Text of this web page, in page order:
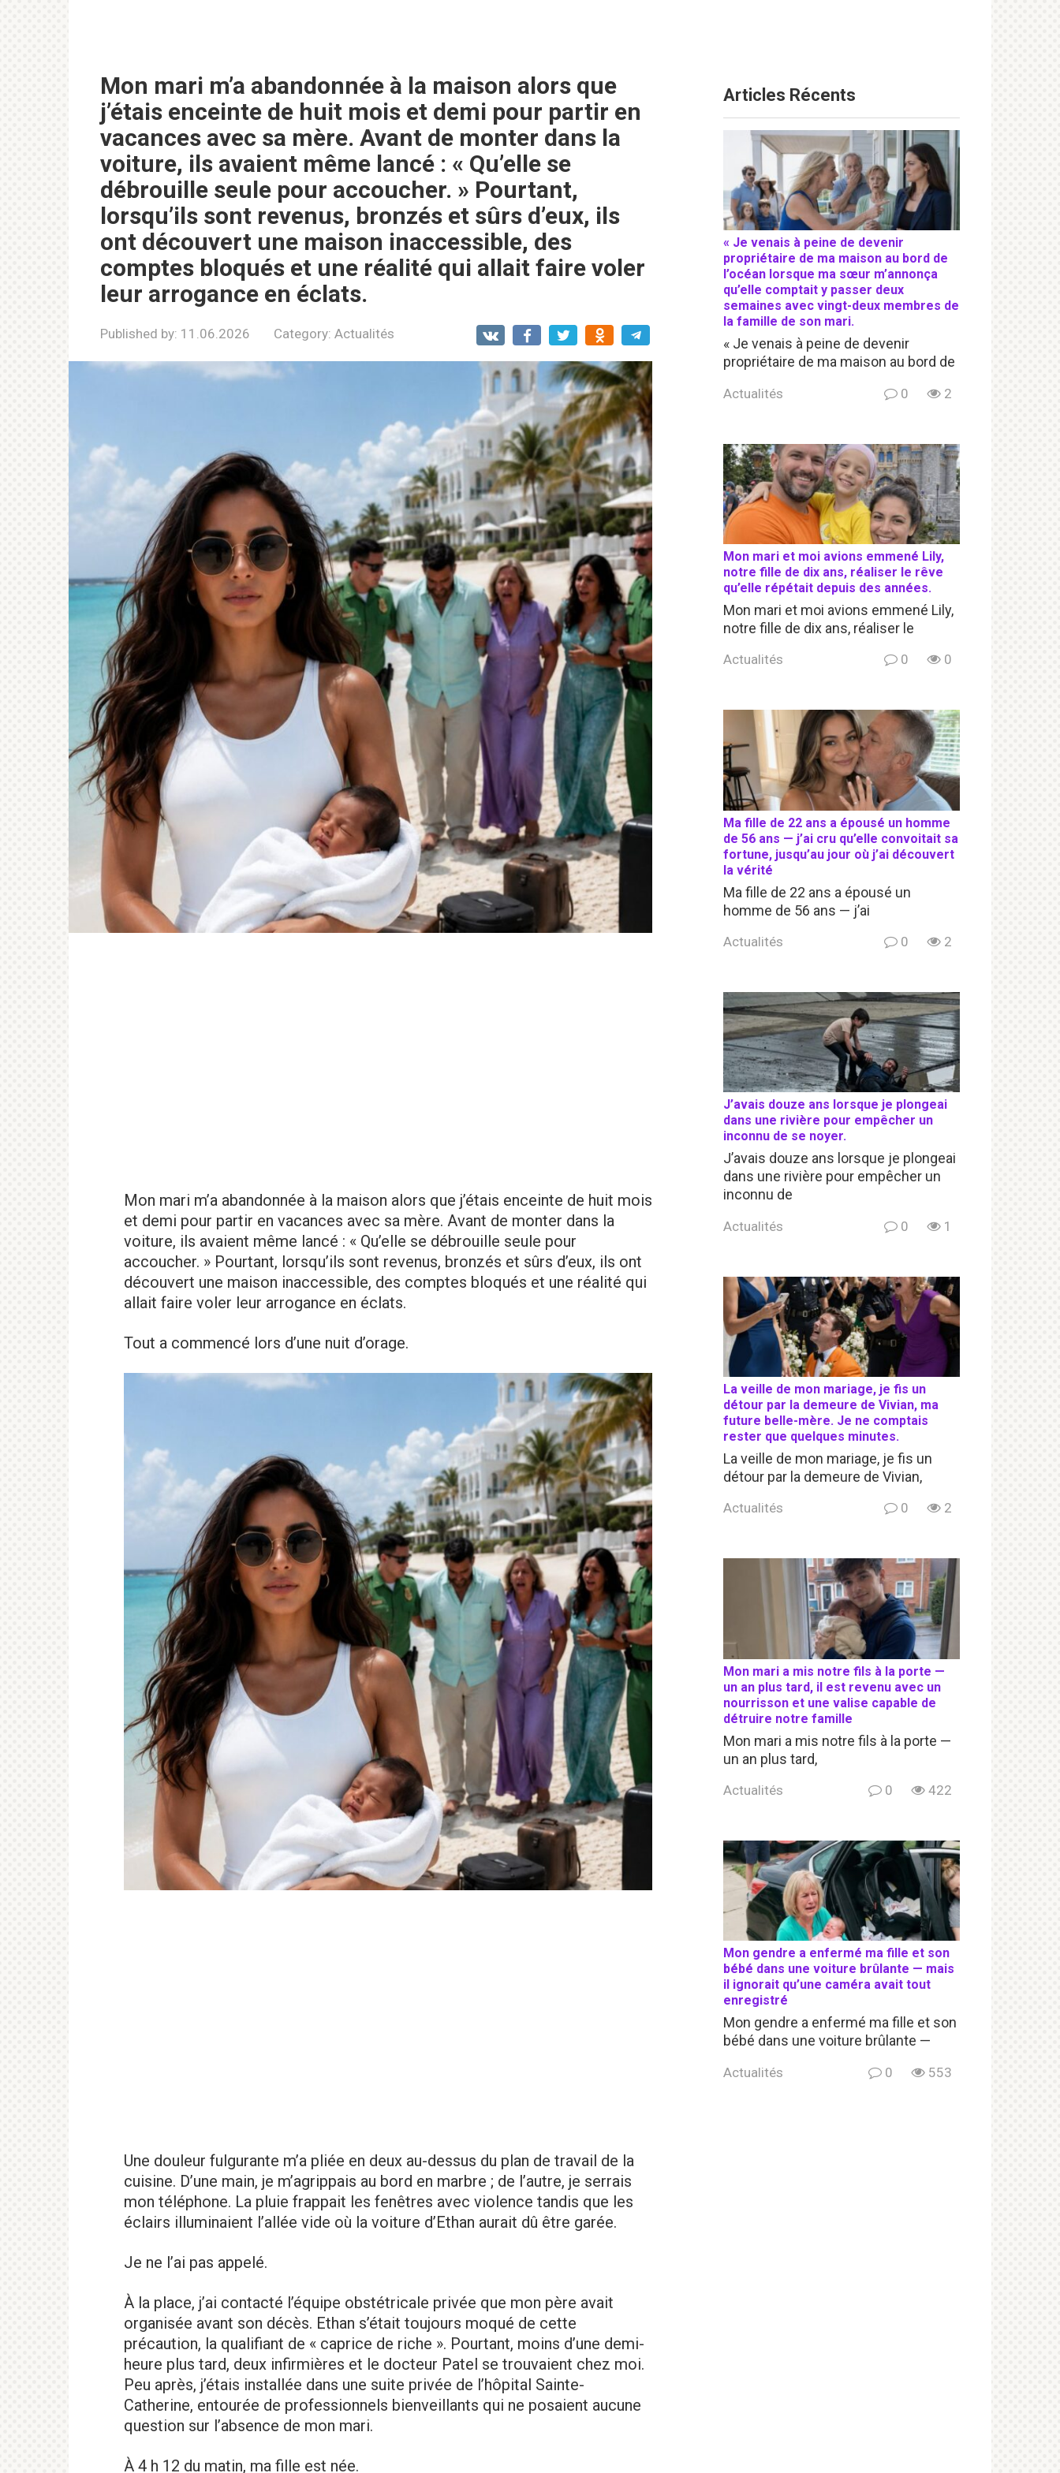
Mon mari m’a abandonnée à la maison alors que
j’étais enceinte de huit mois et demi pour partir en
vacances avec sa mère. Avant de monter dans la
voiture, ils avaient même lancé : « Qu’elle se
débrouille seule pour accoucher. » Pourtant,
lorsqu’ils sont revenus, bronzés et sûrs d’eux, ils
ont découvert une maison inaccessible, des
comptes bloqués et une réalité qui allait faire voler
leur arrogance en éclats.
Published by: 11.06.2026 Category: Actualités
Mon mari m’a abandonnée à la maison alors que j’étais enceinte de huit mois
et demi pour partir en vacances avec sa mère. Avant de monter dans la
voiture, ils avaient même lancé : « Qu’elle se débrouille seule pour
accoucher. » Pourtant, lorsqu’ils sont revenus, bronzés et sûrs d’eux, ils ont
découvert une maison inaccessible, des comptes bloqués et une réalité qui
allait faire voler leur arrogance en éclats.
Tout a commencé lors d’une nuit d’orage.
Une douleur fulgurante m’a pliée en deux au-dessus du plan de travail de la
cuisine. D’une main, je m’agrippais au bord en marbre ; de l’autre, je serrais
mon téléphone. La pluie frappait les fenêtres avec violence tandis que les
éclairs illuminaient l’allée vide où la voiture d’Ethan aurait dû être garée.
Je ne l’ai pas appelé.
À la place, j’ai contacté l’équipe obstétricale privée que mon père avait
organisée avant son décès. Ethan s’était toujours moqué de cette
précaution, la qualifiant de « caprice de riche ». Pourtant, moins d’une demi-
heure plus tard, deux infirmières et le docteur Patel se trouvaient chez moi.
Peu après, j’étais installée dans une suite privée de l’hôpital Sainte-
Catherine, entourée de professionnels bienveillants qui ne posaient aucune
question sur l’absence de mon mari.
À 4 h 12 du matin, ma fille est née.
Articles Récents
« Je venais à peine de devenir
propriétaire de ma maison au bord de
l’océan lorsque ma sœur m’annonça
qu’elle comptait y passer deux
semaines avec vingt-deux membres de
la famille de son mari.
« Je venais à peine de devenir
propriétaire de ma maison au bord de
Actualités 0 2
Mon mari et moi avions emmené Lily,
notre fille de dix ans, réaliser le rêve
qu’elle répétait depuis des années.
Mon mari et moi avions emmené Lily,
notre fille de dix ans, réaliser le
Actualités 0 0
Ma fille de 22 ans a épousé un homme
de 56 ans — j’ai cru qu’elle convoitait sa
fortune, jusqu’au jour où j’ai découvert
la vérité
Ma fille de 22 ans a épousé un
homme de 56 ans — j’ai
Actualités 0 2
J’avais douze ans lorsque je plongeai
dans une rivière pour empêcher un
inconnu de se noyer.
J’avais douze ans lorsque je plongeai
dans une rivière pour empêcher un
inconnu de
Actualités 0 1
La veille de mon mariage, je fis un
détour par la demeure de Vivian, ma
future belle-mère. Je ne comptais
rester que quelques minutes.
La veille de mon mariage, je fis un
détour par la demeure de Vivian,
Actualités 0 2
Mon mari a mis notre fils à la porte —
un an plus tard, il est revenu avec un
nourrisson et une valise capable de
détruire notre famille
Mon mari a mis notre fils à la porte —
un an plus tard,
Actualités 0 422
Mon gendre a enfermé ma fille et son
bébé dans une voiture brûlante — mais
il ignorait qu’une caméra avait tout
enregistré
Mon gendre a enfermé ma fille et son
bébé dans une voiture brûlante —
Actualités 0 553